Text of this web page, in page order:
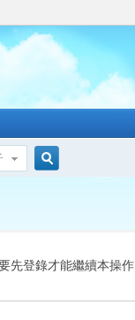
索
先登錄才能繼續本操作